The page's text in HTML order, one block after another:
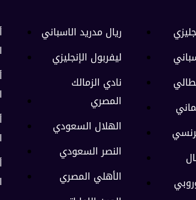
ريال مدريد الاسباني
ليفربول الإنجليزي
نادي الزمالك
المصري
الهلال السعودي
النصر السعودي
الأهلي المصري